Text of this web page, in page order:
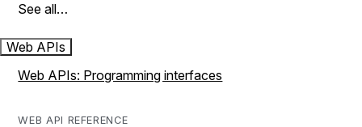
See all…
Web APIs
Web APIs: Programming interfaces
WEB API REFERENCE